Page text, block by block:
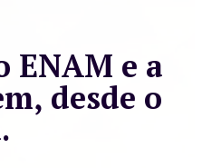
ENAM e a
desde o